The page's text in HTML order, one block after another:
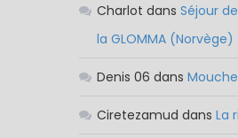
Charlot dans Séjour
la GLOMMA (Norvège)
Denis 06 dans
Ciretezamud dans La